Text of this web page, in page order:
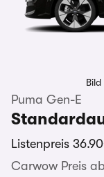
Puma Gen-E
Listenpreis
Carwow Preis ab